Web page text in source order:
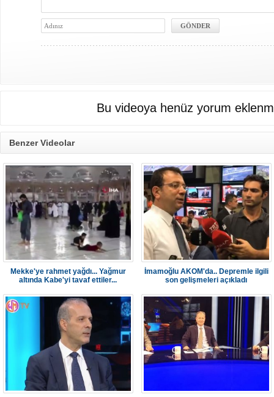
Bu videoya henüz yorum
Benzer Videolar
Mekke'ye rahmet yağdı... Yağmur
altında Kabe'yi tavaf ettiler...
İmamoğlu AKOM'da.. Depremle ilgili
son gelişmeleri açıkladı